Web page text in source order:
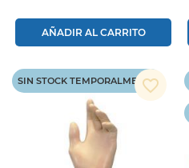
AÑADIR AL CARRITO
SIN STOCK TEMPORALMENTE
favorite_border